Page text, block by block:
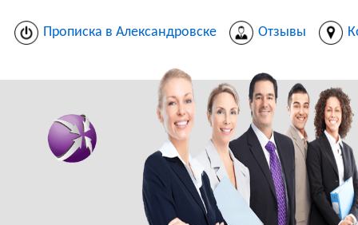
Прописка в Александровске Отзывы